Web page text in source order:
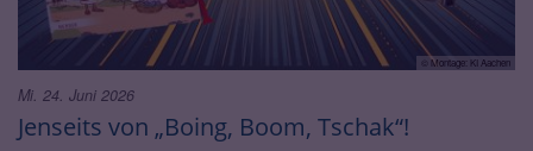
© Montage: KI Aachen
Jenseits von „Boing, Boom, Tschak“!
Mi. 24. Juni 2026